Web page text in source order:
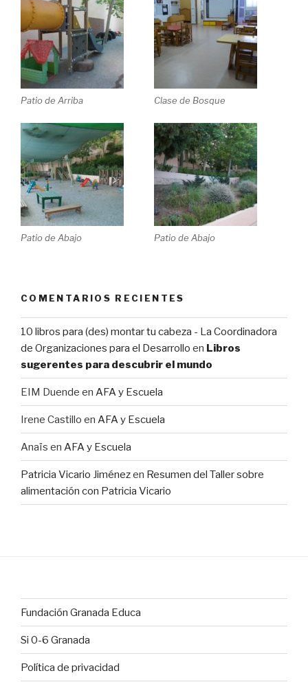
Patio de Arriba Clase de Bosque
Patio de Abajo Patio de Abajo
COMENTARIOS RECIENTES
10 libros para (des) montar tu cabeza - La Coordinadora
de Organizaciones para el Desarrollo en Libros
sugerentes para descubrir el mundo
EIM Duende en AFA y Escuela
Irene Castillo en AFA y Escuela
Anaïs en AFA y Escuela
Patricia Vicario Jiménezen Resumen del Taller sobre
alimentación con Patricia Vicario
Fundación Granada Educa
Si 0-6 Granada
Política de privacidad